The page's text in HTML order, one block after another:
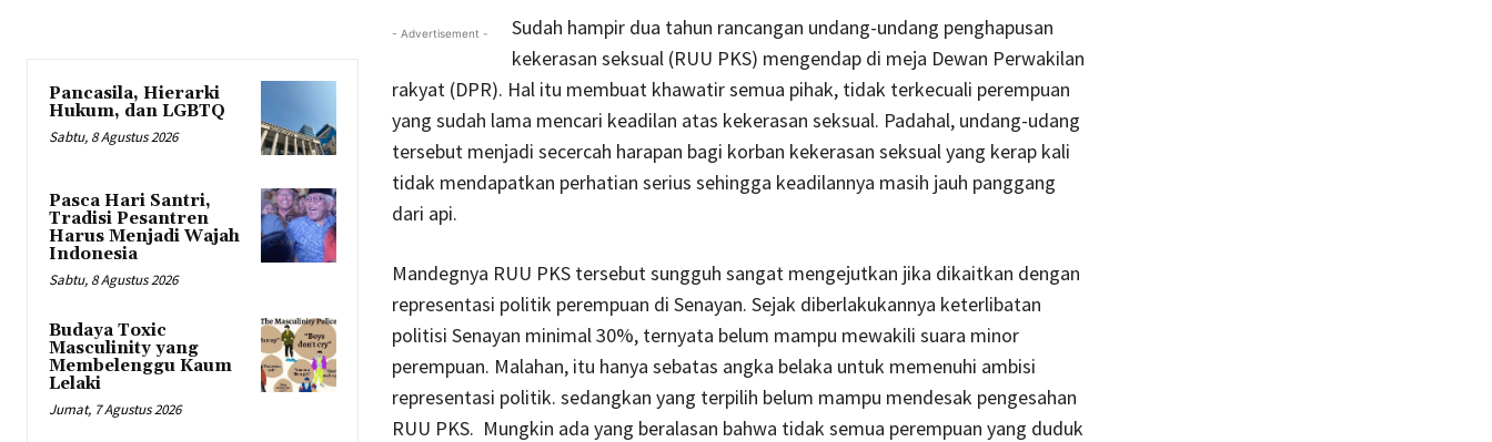
Pancasila, Hierarki
Hukum, dan LGBTQ
Sabtu, 8 Agustus 2026
Pasca Hari Santri,
Tradisi Pesantren
Harus Menjadi Wajah
Indonesia
Sabtu, 8 Agustus 2026
Budaya Toxic
Masculinity yang
Membelenggu Kaum
Lelaki
Jumat, 7 Agustus 2026
- Advertisement -
Sudah hampir dua tahun rancangan undang-undang penghapusan
kekerasan seksual (RUU PKS) mengendap di meja Dewan Perwakilan
rakyat (DPR). Hal itu membuat khawatir semua pihak, tidak terkecuali perempuan
yang sudah lama mencari keadilan atas kekerasan seksual. Padahal, undang-udang
tersebut menjadi secercah harapan bagi korban kekerasan seksual yang kerap kali
tidak mendapatkan perhatian serius sehingga keadilannya masih jauh panggang
dari api.
Mandegnya RUU PKS tersebut sungguh sangat mengejutkan jika dikaitkan dengan
representasi politik perempuan di Senayan. Sejak diberlakukannya keterlibatan
politisi Senayan minimal 30%, ternyata belum mampu mewakili suara minor
perempuan. Malahan, itu hanya sebatas angka belaka untuk memenuhi ambisi
representasi politik. sedangkan yang terpilih belum mampu mendesak pengesahan
RUU PKS. Mungkin ada yang beralasan bahwa tidak semua perempuan yang duduk